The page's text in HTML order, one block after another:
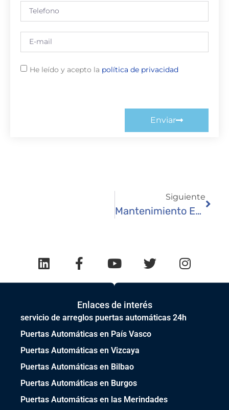
He leído y acepto la política de privacidad
Enviar
Siguiente
Mantenimiento En Los Muelles De Carga.
Enlaces de interés
servicio de arreglos puertas automáticas 24h
Puertas Automáticas en País Vasco
Puertas Automáticas en Vizcaya
Puertas Automáticas en Bilbao
Puertas Automáticas en Burgos
Puertas Automáticas en las Merindades